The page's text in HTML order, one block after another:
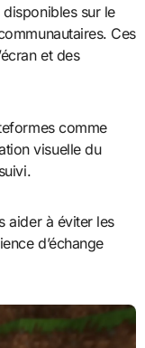
disponibles sur le
Ces
et des
comme
visuelle du
aider à éviter les
d’échange